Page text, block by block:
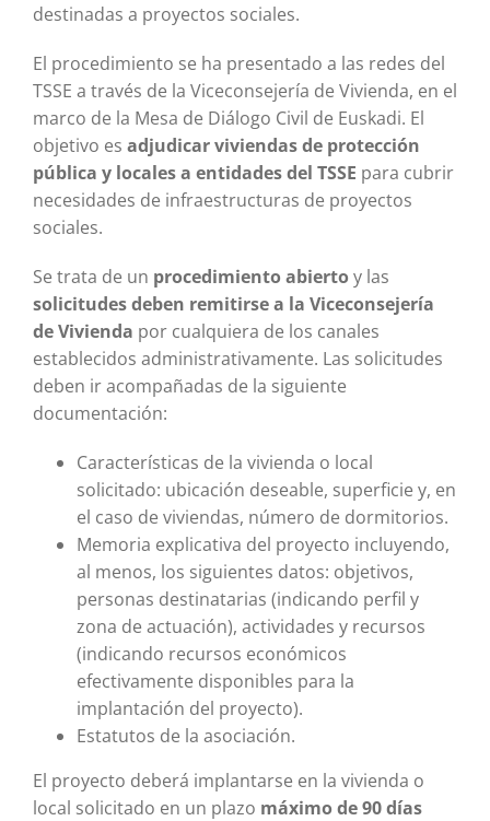
destinadas a proyectos sociales.
El procedimiento se ha presentado a las redes del
TSSE a través de la Viceconsejería de Vivienda, en el
marco de la Mesa de Diálogo Civil de Euskadi. El
objetivo es adjudicar viviendas de protección
pública y locales a entidades del TSSE para cubrir
necesidades de infraestructuras de proyectos
sociales.
Se trata de un procedimiento abiertoy las
solicitudes deben remitirse a la Viceconsejería
de Vivienda por cualquiera de los canales
establecidos administrativamente. Las solicitudes
deben ir acompañadas de la siguiente
documentación:
Características de la vivienda o local
solicitado: ubicación deseable, superficie y, en
el caso de viviendas, número de dormitorios.
Memoria explicativa del proyecto incluyendo,
al menos, los siguientes datos: objetivos,
personas destinatarias (indicando perfil y
zona de actuación), actividades y recursos
(indicando recursos económicos
efectivamente disponibles para la
implantación del proyecto).
Estatutos de la asociación.
El proyecto deberá implantarse en la vivienda o
local solicitado en un plazo máximo de 90 días